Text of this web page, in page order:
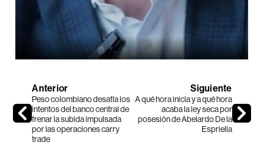
Anterior
Peso colombiano desafía los
intentos del banco central de
frenar la subida impulsada
por las operaciones carry
trade
Siguiente
A qué hora inicia y a qué hora
acaba la ley seca por
posesión de Abelardo De la
Espriella